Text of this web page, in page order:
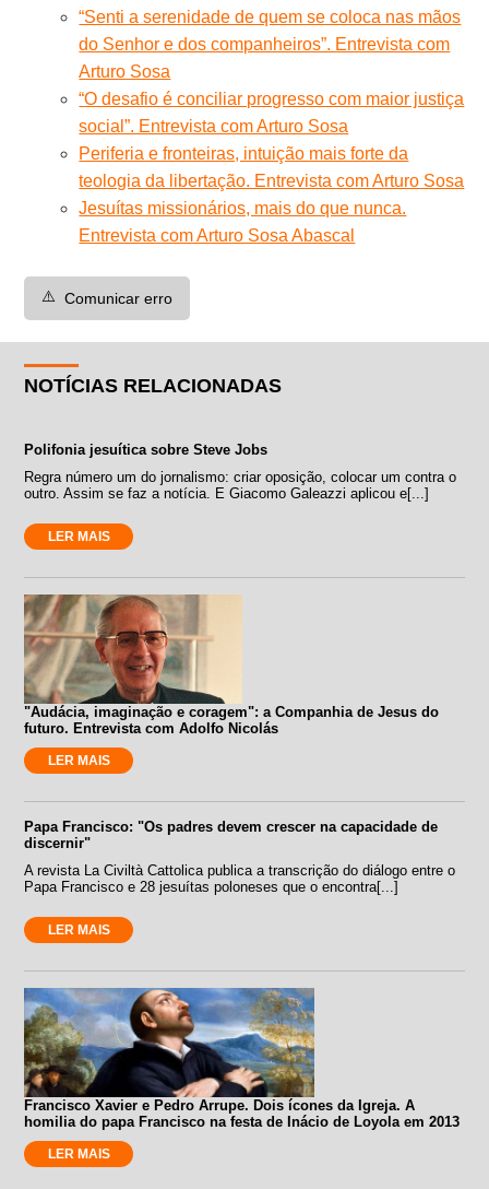
“Senti a serenidade de quem se coloca nas mãos
do Senhor e dos companheiros”. Entrevista com
Arturo Sosa
“O desafio é conciliar progresso com maior justiça
social”. Entrevista com Arturo Sosa
Periferia e fronteiras, intuição mais forte da
teologia da libertação. Entrevista com Arturo Sosa
Jesuítas missionários, mais do que nunca.
Entrevista com Arturo Sosa Abascal
⚠️ Comunicar erro
NOTÍCIAS RELACIONADAS
Polifonia jesuítica sobre Steve Jobs
Regra número um do jornalismo: criar oposição, colocar um contra o
outro. Assim se faz a notícia. E Giacomo Galeazzi aplicou e[...]
LER MAIS
"Audácia, imaginação e coragem": a Companhia de Jesus do
futuro. Entrevista com Adolfo Nicolás
LER MAIS
Papa Francisco: "Os padres devem crescer na capacidade de
discernir"
A revista La Civiltà Cattolica publica a transcrição do diálogo entre o
Papa Francisco e 28 jesuítas poloneses que o encontra[...]
LER MAIS
Francisco Xavier e Pedro Arrupe. Dois ícones da Igreja. A
homilia do papa Francisco na festa de Inácio de Loyola em 2013
LER MAIS